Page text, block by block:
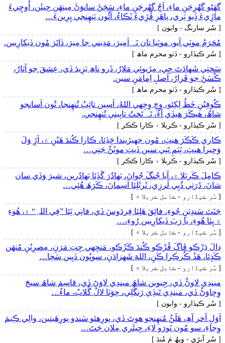
گهَڻو گهُرِجَنِ ماءِ، اَڄُ گهُرجَنِ ماءِ، سَڄَڻَ سانوَڻَ مِينھَن جِيئَن، اُوچِيءَ
ماڙِيءَ ڏِيو ٻَري، ٻاھَرِ ڦُڙِيءَ ٺَڪاءُ، آئُون پَنھِنجي پِرِينءَ…
[ سُر سارنگ - وايون ]
مُحَرَمُ موٽِي آيو، موٽِيا تان نَہ اَمِيرَ، مَدِيني جا مِيرَ، ڏاتَرَ مُون ڏيکارِيين.
[ سُر ڪيڏارو - ڏٺو محرم ماھ ]
سَختِي شَھادَتَ جِي، مِڙيوئِي مَلارُ، ذَرو ناھِ يَزِيدَ ڏي، عِشقَ جو آثارُ،
ڪُسَڻَ جو قَرارُ، اَصلِ اِمامَنِ سين.
[ سُر ڪيڏارو - ڏٺو محرم ماھ ]
ڪُوفِيُنِ خَطُ لِکِئو، وِچِ وِجِهي اللهُ، اَسِين تائِبُ تُنھِنجا، تُون اَسانجو
شاھُ، ھيڪَرَ ھيڏي آءُ، تَہ تَختُ تابِيني تُنھِنجي.
[ سُر ڪيڏارو - ڪربلا ۽ ڪارا ڪڪر ]
ڪاري ڪَڪَرَ ھيٺِ، مُون جهيڙيندا ڇَڏِئا، ڪارا ڪُندَ ھَٿَنِ ۾، اَڙِ وَلَ
وَڇيرا ھيٺِ، ٿِيَمِ تَنِي سين ڏيٺِ موٽَڻُ جَنِي…
[ سُر ڪيڏارو - ڪربلا ۽ ڪارا ڪڪر ]
ڪامِلَ ڪَربَلا ۾، آيا جُنگَ جُوانَ، بَھادُرَ گَڏِئا بَھادُرين، شيرَ وَڏي سان
شانَ، ڌَرَتِي ڌُٻِي لَرزِي، ٿَرٿَلِئا آسِمانَ، ڪَرَھَ ھُئِي…
[ سُر ڪيڏارو - ڪامل ڪربلا ۾ ]
جَنَتَ سَندِيَنِ جُوءِ، فائِقَ ھَلِئا فِردَوسَ ڏي، فانِي ٿِئا ”فِي اللہِ“ ۾، ھُوءِ
۾ پِئا ھُوءِ، يا رَبَ ڏيکارِيين رُوءِ،…
[ سُر ڪيڏارو - ڪامل ڪربلا ۾ ]
ڍالَ ڍَڙَڪو ڦاڳَ ڦَڙَڪو ڪُندَ ڪَڙَڪو، مَنجِهي جِتِ مَرَنِ، مِصرِيُنِ مُنھَن
ڪَڍِئا، ھَڏَ ڪُرڪِرا ڪَنِ، اللهَ شَهزادَنِ، سوڀُون ڏيِين سَچا…
[ سُر ڪيڏارو - ڪامل ڪربلا ۾ ]
ميندِي لاوڻُ ڏي، جِيوين شاھَ ميندِي لاوَڻ ڏي، قاسِمَ شاھَ سيجَ
وِڇاوَڻُ ڏي، ميندِي تَيڏِي رَنگُلِي، چوَٽا لالُ گُلابُ، ماءُ…
[ سُر ڪيڏارو - وايون ]
اَوَلِ آخر آھِ، ھَلَڻُ مُنھِنجو ھوتَ ڏي، پورِهئو سَندو پورِھَيتين، والِي ڪِيمَ
وِڃاءِ، سو مُون ٿورَو لاءِ، جِيئَري مِلان جَتَ…
[ سُر آبڙي - ويھُ مَ مُنڌ ]